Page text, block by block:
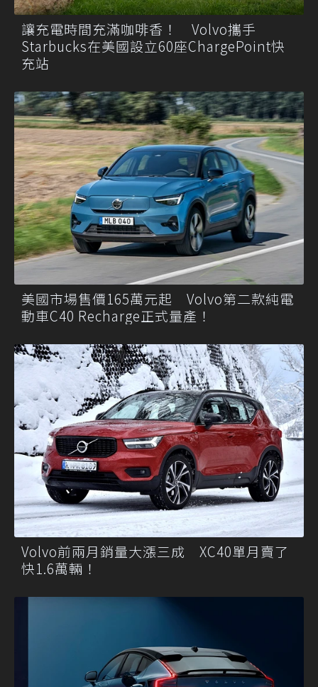
讓充電時間充滿咖啡香！ Volvo攜手
Starbucks在美國設立60座ChargePoint快
充站
美國市場售價165萬元起 Volvo第二款純電
動車C40 Recharge正式量產！
Volvo前兩月銷量大漲三成 XC40單月賣了
快1.6萬輛！